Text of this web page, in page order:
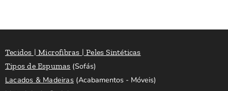
Tecidos | Microfibras | Peles Sintéticas
Tipos de Espumas (Sofás)
Lacados & Madeiras(Acabamentos - Móveis)